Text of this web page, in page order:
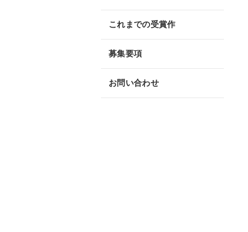
工務店さま
過去に完了したガ
ガス事業者さま 託送供給・最終保障
これまでの受賞作
募集要項
お問い合わせ